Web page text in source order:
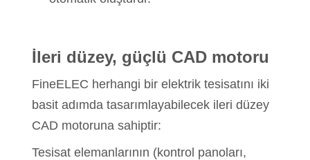
İleri düzey, güçlü CAD motoru
FineELEC herhangi bir elektrik tesisatını iki
basit adımda tasarımlayabilecek ileri düzey
CAD motoruna sahiptir:
Tesisat elemanlarının (kontrol panoları,